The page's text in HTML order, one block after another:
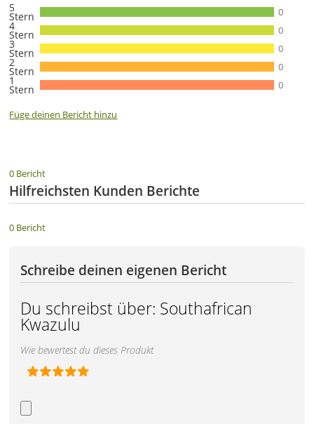
5
Stern 0
4
Stern 0
3
Stern 0
2
Stern 0
1
Stern 0
Füge deinen Bericht hinzu
0 Bericht
Hilfreichsten Kunden Berichte
0 Bericht
Schreibe deinen eigenen Bericht
Du schreibst über: Southafrican
Kwazulu
Wie bewertest du dieses Produkt